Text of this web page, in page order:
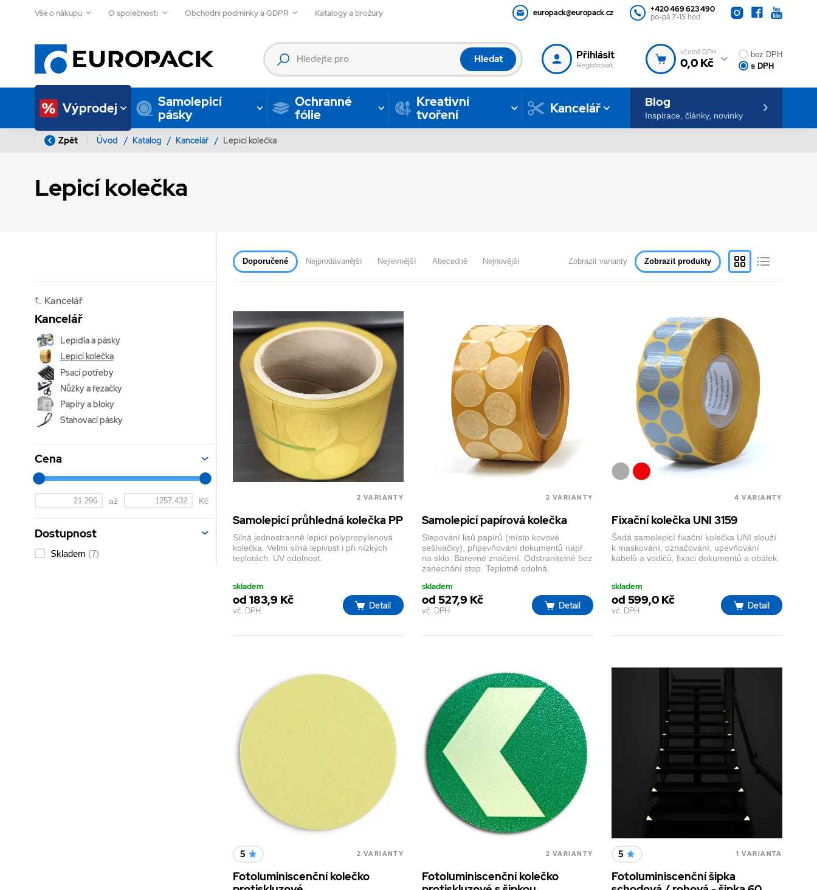
Vše o nákupu O společnosti Obchodní podmínky a GDPR Katalogy a brožury europack@europack.cz
+420 469 623 490
po-pá 7-15 hod
Hledat Přihlásit
Registrovat
včetně DPH
0,0 Kč
bez DPH
s DPH
Výprodej
Samolepicí
pásky
Ochranné
fólie
Kreativní
tvoření
Kancelář Blog
Inspirace, články, novinky
Zpět Úvod / Katalog / Kancelář / Lepicí kolečka
Lepicí kolečka
Kancelář
Kancelář
Lepidla a pásky
Lepicí kolečka
Psací potřeby
Nůžky a řezačky
Papíry a bloky
Stahovací pásky
Cena
až Kč
Dostupnost
Skladem (7)
Doporučené Nejprodávanější Nejlevnější Abecedně Nejnovější Zobrazit varianty Zobrazit produkty
2 VARIANTY
Samolepicí průhledná kolečka PP
Silná jednostranně lepicí polypropylenová
kolečka. Velmi silná lepivost i při nízkých
teplotách. UV odolnost.
skladem
od 183,9 Kč
vč. DPH Detail
2 VARIANTY
Samolepicí papírová kolečka
Slepování lisů papírů (místo kovové
sešívačky), připevňování dokumentů např.
na sklo. Barevné značení. Odstranitelné bez
zanechání stop. Teplotně odolná.
skladem
od 527,9 Kč
vč. DPH Detail
4 VARIANTY
Fixační kolečka UNI 3159
Šedá samolepicí fixační kolečka UNI slouží
k maskování, označování, upevňování
kabelů a vodičů, fixaci dokumentů a obálek.
skladem
od 599,0 Kč
vč. DPH Detail
5 2 VARIANTY
Fotoluminiscenční kolečko
2 VARIANTY
Fotoluminiscenční kolečko
5 1 VARIANTA
Fotoluminiscenční šipka